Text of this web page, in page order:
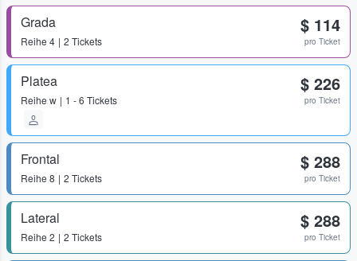
Grada
Reihe 4 2 Tickets
$ 114
pro Ticket
Platea
Reihe w 1 - 6 Tickets
$ 226
pro Ticket
Frontal
Reihe 8 2 Tickets
$ 288
pro Ticket
Lateral
Reihe 2 2 Tickets
$ 288
pro Ticket